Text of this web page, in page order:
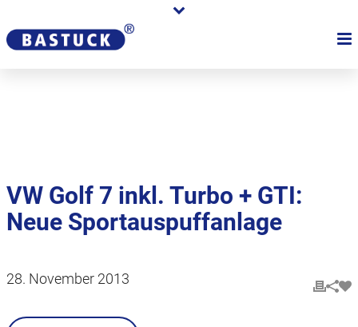
Händler
VW Golf 7 inkl. Turbo + GTI:
Neue Sportauspuffanlage
28. November 2013